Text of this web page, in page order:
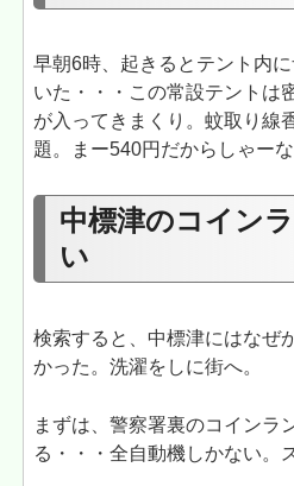
早朝6時、起きるとテント内
いた・・・この常設テントは
が入ってきまくり。蚊取り線
題。まー540円だからしゃーな
中標津のコイン
い
検索すると、中標津にはなぜ
かった。洗濯をしに街へ。
まずは、警察署裏のコインラ
る・・・全自動機しかない。